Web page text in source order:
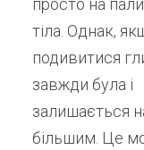
просто на
тіла. Однак,
подивитися
завжди була і
залишається
більшим. Це